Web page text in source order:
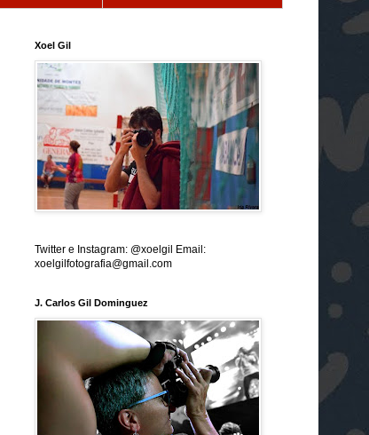
Xoel Gil
Twitter e Instagram: @xoelgil Email:
xoelgilfotografia@gmail.com
J. Carlos Gil Dominguez